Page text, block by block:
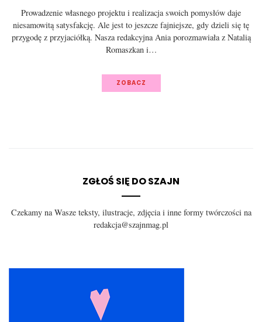
Prowadzenie własnego projektu i realizacja swoich pomysłów daje
niesamowitą satysfakcję. Ale jest to jeszcze fajniejsze, gdy dzieli się tę
przygodę z przyjaciółką. Nasza redakcyjna Ania porozmawiała z Natalią
Romaszkan i…
ZOBACZ
ZGŁOŚ SIĘ DO SZAJN
Czekamy na Wasze teksty, ilustracje, zdjęcia i inne formy twórczości na
redakcja@szajnmag.pl